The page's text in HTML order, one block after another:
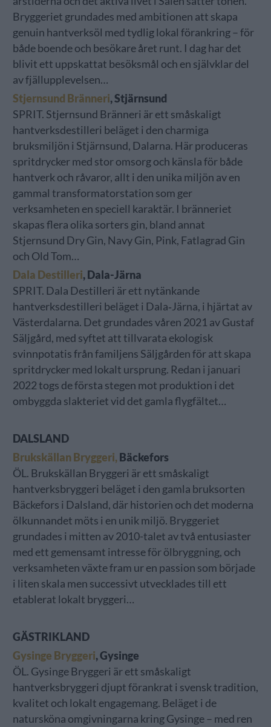
Bryggeriet grundades med ambitionen att skapa
genuin hantverksöl med tydlig lokal förankring – för
både boende och besökare året runt. I dag har det
blivit ett uppskattat besöksmål och en självklar del
av fjällupplevelsen…
Stjernsund Bränneri, Stjärnsund
SPRIT. Stjernsund Bränneri är ett småskaligt
hantverksdestilleri beläget i den charmiga
bruksmiljön i Stjärnsund, Dalarna. Här produceras
spritdrycker med stor omsorg och känsla för både
hantverk och råvaror, allt i den unika miljön av en
gammal transformatorstation som ger
verksamheten en speciell karaktär. I bränneriet
skapas flera olika sorters gin, bland annat
Stjernsund Dry Gin, Navy Gin, Pink, Fatlagrad Gin
och Old Tom…
Dala Destilleri, Dala-Järna
SPRIT. Dala Destilleri är ett nytänkande
hantverksdestilleri beläget i Dala‐Järna, i hjärtat av
Västerdalarna. Det grundades våren 2021 av Gustaf
Säljgård, med syftet att tillvarata ekologisk
svinnpotatis från familjens Säljgården för att skapa
spritdrycker med lokalt ursprung. Redan i januari
2022 togs de första stegen mot produktion i det
ombyggda slakteriet vid det gamla flygfältet…
DALSLAND
Brukskällan Bryggeri,Bäckefors
ÖL. Brukskällan Bryggeri är ett småskaligt
hantverksbryggeri beläget i den gamla bruksorten
Bäckefors i Dalsland, där historien och det moderna
ölkunnandet möts i en unik miljö. Bryggeriet
grundades i mitten av 2010-talet av två entusiaster
med ett gemensamt intresse för ölbryggning, och
verksamheten växte fram ur en passion som började
i liten skala men successivt utvecklades till ett
etablerat lokalt bryggeri…
GÄSTRIKLAND
Gysinge Bryggeri, Gysinge
ÖL. Gysinge Bryggeri är ett småskaligt
hantverksbryggeri djupt förankrat i svensk tradition,
kvalitet och lokalt engagemang. Beläget i de
natursköna omgivningarna kring Gysinge – med ren